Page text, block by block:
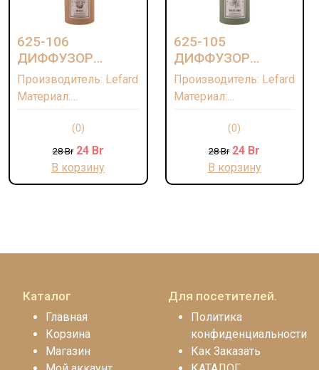
625-106
ДИФФУЗОР
АРОМАТИЧЕСКИЙ
"BLISS" 100 МЛ
Производитель: Lefard
Материал:
ароматическая
композиция/Стекло/
Палочки-лавсан
Страна: КИТАЙ
(0)
28Br 24 Br
В корзину
625-105
ДИФФУЗОР
АРОМАТИЧЕСКИЙ
"RESTORE" 100 МЛ
Производитель: Lefard
Материал:
ароматическая
композиция/Стекло/
Палочки-лавсан
Страна: КИТАЙ
(0)
28Br 24 Br
В корзину
Каталог
Главная
Корзина
Магазин
Для посетителей.
Политика
конфиденциальности
Как Заказать